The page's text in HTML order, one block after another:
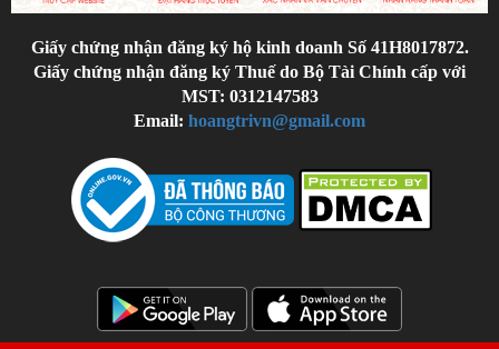
Giấy chứng nhận đăng ký hộ kinh doanh Số 41H8017872.
Giấy chứng nhận đăng ký Thuế do Bộ Tài Chính cấp với
MST: 0312147583
Email: hoangtrivn@gmail.com